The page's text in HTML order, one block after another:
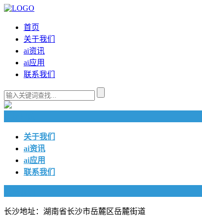
首页
关于我们
ai资讯
ai应用
联系我们
关于我们
ai资讯
ai应用
联系我们
长沙地址：湖南省长沙市岳麓区岳麓街道